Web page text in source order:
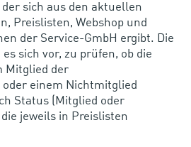
sich aus den aktuellen
Preislisten, Webshop und
der Service-GmbH ergibt. Die
sich vor, zu prüfen, ob die
Mitglied der
einem Nichtmitglied
Status (Mitglied oder
jeweils in Preislisten